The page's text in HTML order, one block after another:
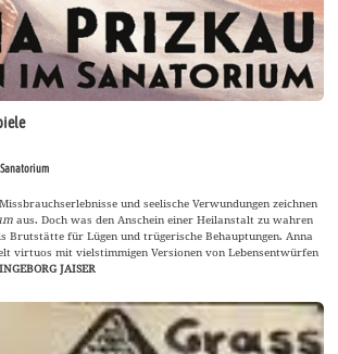
Sanatorium
und seelische Verwundungen zeichnen
aus. Doch was den Anschein einer Heilanstalt zu wahren
Brutstätte für Lügen und trügerische Behauptungen. Anna
virtuos mit vielstimmigen Versionen von Lebensentwürfen
INGEBORG JAISER